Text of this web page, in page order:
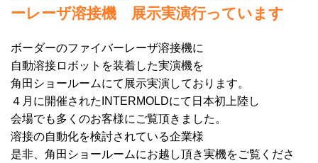
ーレーザ溶接機 展示実演行っています
ボーダーのファイバーレーザ溶接機に
自動溶接ロボットを装着した実演機を
角田ショールームにて展示実演しております。
４月に開催されたINTERMOLDにて日本初上陸し
会場でも多くのお客様にご覧頂きました。
溶接の自動化を検討されている企業様
是非、角田ショールームにお越し頂き実機をご覧くださ